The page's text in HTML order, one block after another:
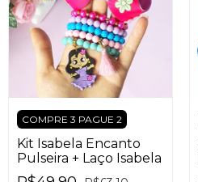
COMPRE 3 PAGUE 2
Kit Isabela Encanto
Pulseira + Laço Isabela